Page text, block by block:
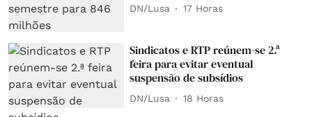
DN/Lusa 17 Horas
Sindicatos e RTP reúnem-se 2.ª
feira para evitar eventual
suspensão de subsídios
DN/Lusa 18 Horas